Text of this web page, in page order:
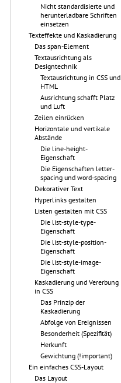
Nicht standardisierte und
herunterladbare Schriften
einsetzen
Texteffekte und Kaskadierung
Das span-Element
Textausrichtung als
Designtechnik
Textausrichtung in CSS und
HTML
Ausrichtung schafft Platz
und Luft
Zeilen einrücken
Horizontale und vertikale
Abstände
Die line-height-
Eigenschaft
Die Eigenschaften letter-
spacing und word-spacing
Dekorativer Text
Hyperlinks gestalten
Listen gestalten mit CSS
Die list-style-type-
Eigenschaft
Die list-style-position-
Eigenschaft
Die list-style-image-
Eigenschaft
Kaskadierung und Vererbung
in CSS
Das Prinzip der
Kaskadierung
Abfolge von Ereignissen
Besonderheit (Spezifität)
Herkunft
Gewichtung (!important)
Ein einfaches CSS-Layout
Das Layout